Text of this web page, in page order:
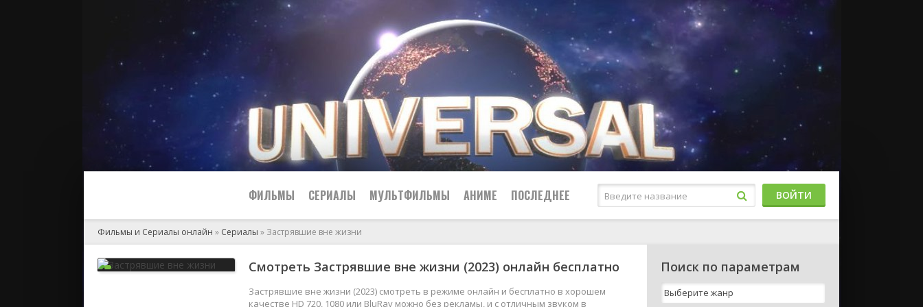
ФИЛЬМЫ
2024
Боевики
Военные
Мелодрамы
Приключения
СЕРИАЛЫ МУЛЬТФИЛЬМЫ АНИМЕ ПОСЛЕДНЕЕ
2024
ВОЙТИ
Фильмы и Сериалы онлайн » Сериалы » Застрявшие вне жизни
Смотреть Застрявшие вне жизни (2023) онлайн бесплатно
Застрявшие вне жизни (2023) смотреть в режиме онлайн и бесплатно в хорошем
качестве HD 720, 1080 или BluRay можно без рекламы, и с отличным звуком в
Поиск по параметрам